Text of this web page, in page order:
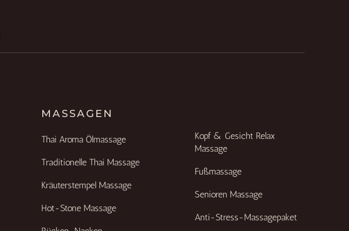
MASSAGEN
Thai Aroma Ölmassage
Traditionelle Thai Massage
Kräuterstempel Massage
Hot-Stone Massage
Kopf & Gesicht Relax
Massage
Fußmassage
Senioren Massage
Anti-Stress-Massagepaket